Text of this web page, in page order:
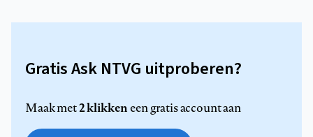
Gratis Ask NTVG uitproberen?
Maak met2 klikkeneen gratis account aan